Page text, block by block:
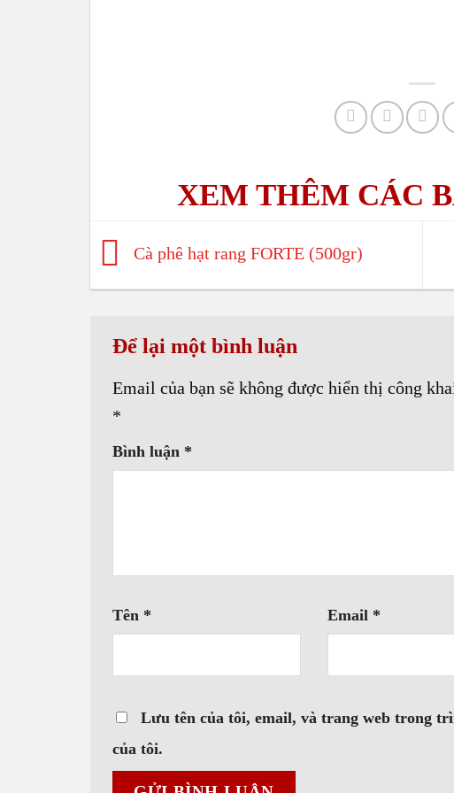
Cà phê hạt rang FORTE (500gr)
Để lại một bình luận
Email của bạn sẽ không được hiển thị công
*
Bình luận *
Tên * Email *
Lưu tên của tôi, email, và trang web trong
của tôi.